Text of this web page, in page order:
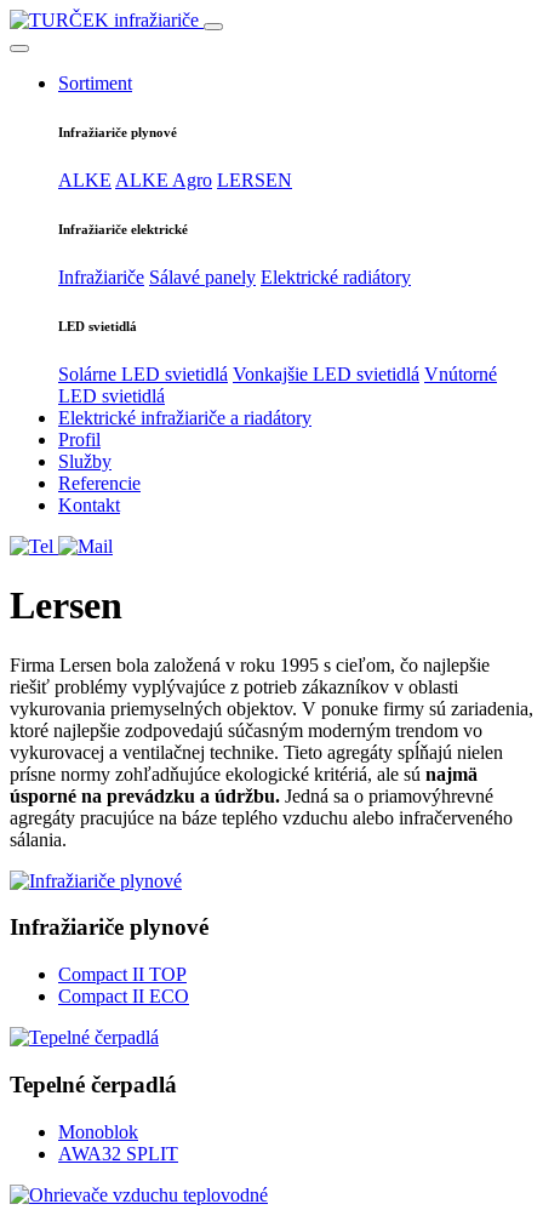
Sortiment
Infražiariče plynové
ALKE ALKE Agro LERSEN
Infražiariče elektrické
Infražiariče Sálavé panely Elektrické radiátory
LED svietidlá
Solárne LED svietidlá Vonkajšie LED svietidlá Vnútorné
LED svietidlá
Elektrické infražiariče a riadátory
Profil
Služby
Referencie
Kontakt
Lersen
Firma Lersen bola založená v roku 1995 s cieľom, čo najlepšie
riešiť problémy vyplývajúce z potrieb zákazníkov v oblasti
vykurovania priemyselných objektov. V ponuke firmy sú zariadenia,
ktoré najlepšie zodpovedajú súčasným moderným trendom vo
vykurovacej a ventilačnej technike. Tieto agregáty spĺňajú nielen
prísne normy zohľadňujúce ekologické kritériá, ale sú najmä
úsporné na prevádzku a údržbu. Jedná sa o priamovýhrevné
agregáty pracujúce na báze teplého vzduchu alebo infračerveného
sálania.
Infražiariče plynové
Compact II TOP
Compact II ECO
Tepelné čerpadlá
Monoblok
AWA32 SPLIT